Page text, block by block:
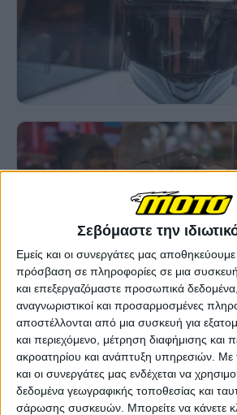
Σεβόμαστε την
Εμείς και οι συνεργάτες μας
πρόσβαση σε πληροφορίες σε μια
και επεξεργαζόμαστε προσωπικά
αναγνωριστικοί και προσαρμοσμένες
αποστέλλονται από μια συσκευή για
και περιεχόμενο, μέτρηση διαφήμισης και
ακροατηρίου και ανάπτυξη υπηρεσιών. Με
και οι συνεργάτες μας ενδέχεται να
δεδομένα γεωγραφικής τοποθεσίας και
σάρωσης συσκευών. Μπορείτε να κάνετε